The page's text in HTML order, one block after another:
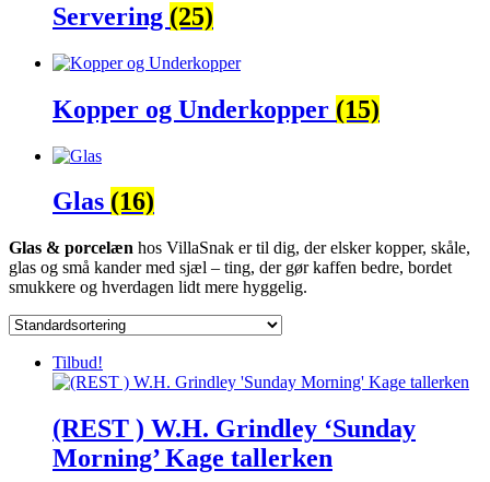
Servering (25)
Kopper og Underkopper (15)
Glas (16)
Glas & porcelæn hos VillaSnak er til dig, der elsker kopper, skåle,
glas og små kander med sjæl – ting, der gør kaffen bedre, bordet
smukkere og hverdagen lidt mere hyggelig.
Tilbud!
(REST ) W.H. Grindley ‘Sunday
Morning’ Kage tallerken